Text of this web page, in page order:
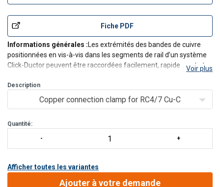
Fiche PDF
Informations générales :Les extrémités des bandes de cuivre
positionnées en vis-à-vis dans les segments de rail d’un système
Click-Ductor peuvent être raccordées facilement, rapidement et
Des colliers à pince et des colliers à vis sont disponibles. Le type
utilisé dépend de l€/p>
Voir plus
Description
Copper connection clamp for RC4/7 Cu-C
Quantité:
Afficher toutes les variantes
Ajouter à votre demande